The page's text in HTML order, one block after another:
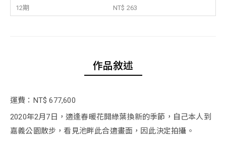
12期
NT$ 263
作品敘述
運費：NT$ 677,600
2020年2月7日，適逢春暖花開綠葉換新的季節，自己本人到
嘉義公園散步，看見池畔此合適畫面，因此決定拍攝。